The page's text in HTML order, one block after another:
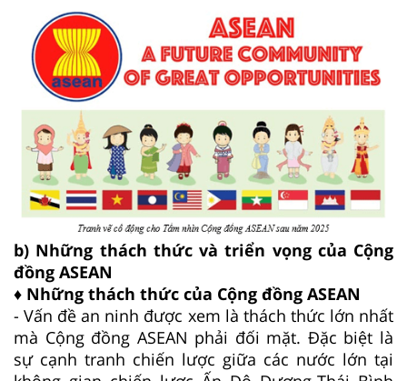
b) Những thách thức và triển vọng của Cộng
đồng ASEAN
♦ Những thách thức của Cộng đồng ASEAN
- Vấn đề an ninh được xem là thách thức lớn nhất
mà Cộng đồng ASEAN phải đối mặt. Đặc biệt là
sự cạnh tranh chiến lược giữa các nước lớn tại